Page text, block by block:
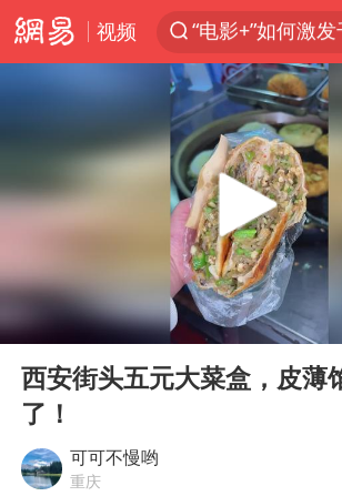
视频
台风白海豚中心
百花奖开幕式
四川宜宾高县4.9
“新疆阿勒泰八
向鹏0-3不敌张本
我国外贸延续良
Play
00:00
西安街头五元大菜盒，皮薄
了！
可可不慢哟
重庆